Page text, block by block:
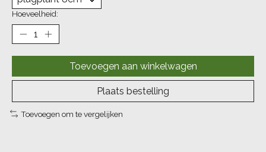
Hoeveelheid:
Toevoegen aan winkelwagen
Plaats bestelling
Toevoegen om te vergelijken